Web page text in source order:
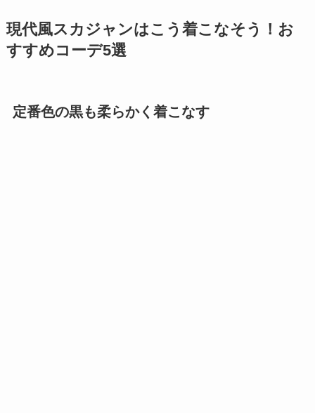
現代風スカジャンはこう着こなそう！お
すすめコーデ5選
定番色の黒も柔らかく着こなす